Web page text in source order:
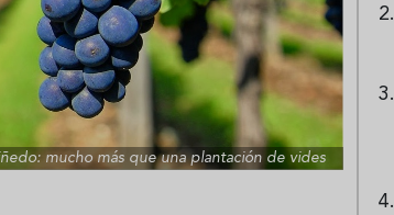
mucho más que una plantación de vides